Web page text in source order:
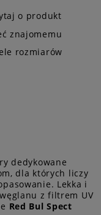
o produkt
znajomemu
rozmiarów
dedykowane
dla których liczy
Lekka i
z filtrem UV
Red Bul Spect